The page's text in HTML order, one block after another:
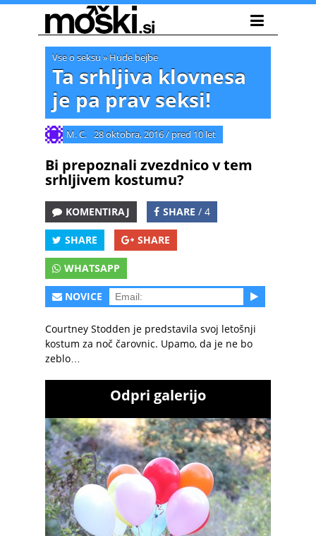
Vse o seksu » Hude bejbe
Ta srhljiva klovnesa
je pa prav seksi!
M. C. 28 oktobra, 2016/ pred 10 let
Bi prepoznali zvezdnico v tem
srhljivem kostumu?
KOMENTIRAJ SHARE / 4
SHARE SHARE
WHATSAPP
NOVICE
Courtney Stodden je predstavila svoj letošnji
kostum za noč čarovnic. Upamo, da je ne bo
zeblo…
Odpri galerijo